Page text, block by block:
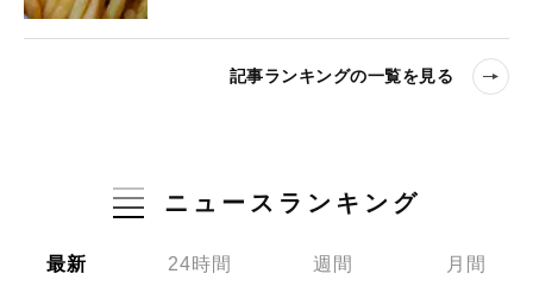
記事ランキングの一覧を見る
ニュースランキング
最新 24時間 週間 月間